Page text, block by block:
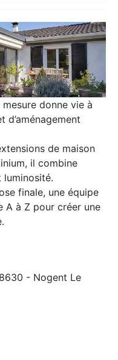
donne vie à
d’aménagement
de maison
il combine
finale, une équipe
A à Z pour créer une
- Nogent Le